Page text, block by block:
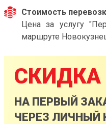
Стоимость
Цена за услугу
маршруте
СКИДКА
НА ПЕРВЫЙ
ЧЕРЕЗ ЛИЧНЫЙ